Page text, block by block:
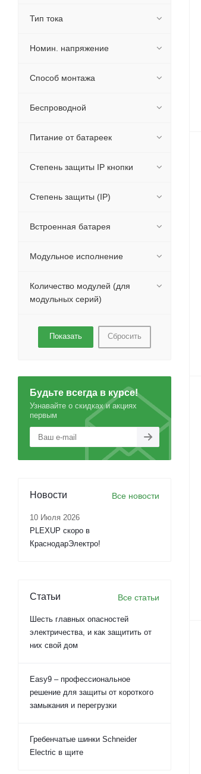
Тип тока
Номин. напряжение
Способ монтажа
Беспроводной
Питание от батареек
Степень защиты IP кнопки
Степень защиты (IP)
Встроенная батарея
Модульное исполнение
Количество модулей (для
модульных серий)
Сбросить
Будьте всегда в курсе!
Узнавайте о скидках и акциях
первым
Новости Все новости
10 Июля 2026
PLEXUP скоро в
КраснодарЭлектро!
Статьи Все статьи
Шесть главных опасностей
электричества, и как защитить от
них свой дом
Easy9 – профессиональное
решение для защиты от короткого
замыкания и перегрузки
Гребенчатые шинки Schneider
Electric в щите